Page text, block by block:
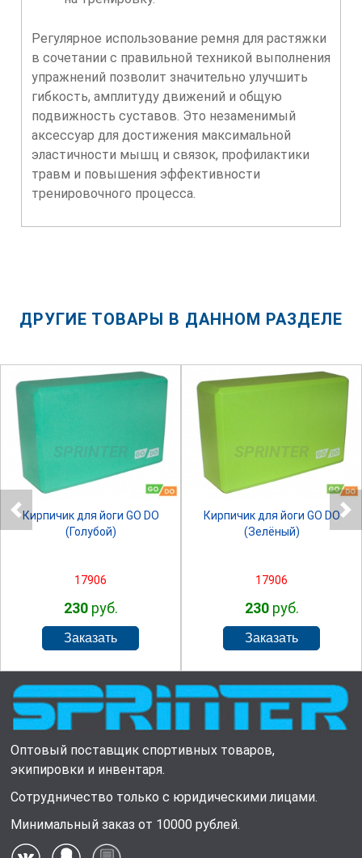
Регулярное использование ремня для растяжки
в сочетании с правильной техникой выполнения
упражнений позволит значительно улучшить
гибкость, амплитуду движений и общую
подвижность суставов. Это незаменимый
аксессуар для достижения максимальной
эластичности мышц и связок, профилактики
травм и повышения эффективности
тренировочного процесса.
ДРУГИЕ ТОВАРЫ В ДАННОМ РАЗДЕЛЕ
SPRINTER
Кирпичик для йоги GO DO
(Голубой)
17906
230руб.
SPRINTER
Кирпичик для йоги GO DO
(Зелёный)
17906
230руб.
Оптовый поставщик спортивных товаров,
экипировки и инвентаря.
Сотрудничество только с юридическими лицами.
Минимальный заказ от 10000 рублей.